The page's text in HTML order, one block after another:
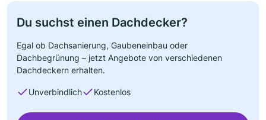
Du suchst einen Dachdecker?
Egal ob Dachsanierung, Gaubeneinbau oder
Dachbegrünung – jetzt Angebote von verschiedenen
Dachdeckern erhalten.
Unverbindlich Kostenlos